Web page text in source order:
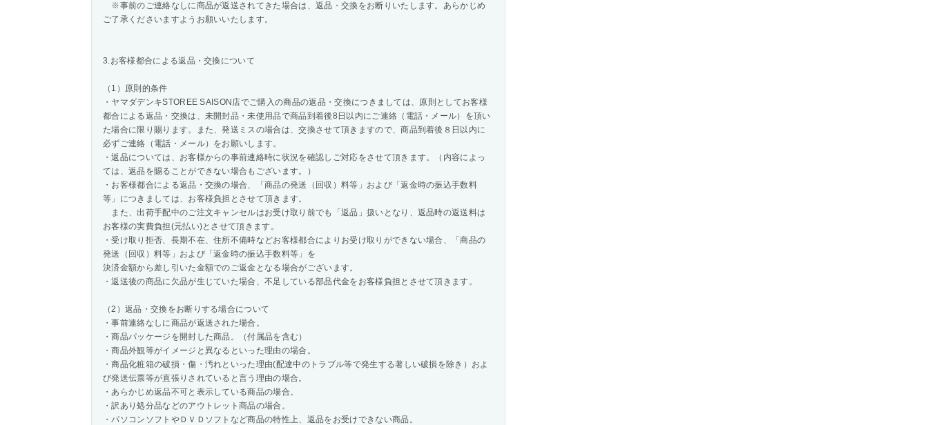
※事前のご連絡なしに商品が返送されてきた場合は、返品・交換をお断りいたします。あらかじめ
ご了承くださいますようお願いいたします。
3.お客様都合による返品・交換について
（1）原則的条件
・ヤマダデンキSTOREE SAISON店でご購入の商品の返品・交換につきましては、原則としてお客様
都合による返品・交換は、未開封品・未使用品で商品到着後8日以内にご連絡（電話・メール）を頂い
た場合に限り賜ります。また、発送ミスの場合は、交換させて頂きますので、商品到着後８日以内に
必ずご連絡（電話・メール）をお願いします。
・返品については、お客様からの事前連絡時に状況を確認しご対応をさせて頂きます。（内容によっ
ては、返品を賜ることができない場合もございます。）
・お客様都合による返品・交換の場合、「商品の発送（回収）料等」および「返金時の振込手数料
等」につきましては、お客様負担とさせて頂きます。
また、出荷手配中のご注文キャンセルはお受け取り前でも「返品」扱いとなり、返品時の返送料は
お客様の実費負担(元払い)とさせて頂きます。
・受け取り拒否、長期不在、住所不備時などお客様都合によりお受け取りができない場合、「商品の
発送（回収）料等」および「返金時の振込手数料等」を
決済金額から差し引いた金額でのご返金となる場合がございます。
・返送後の商品に欠品が生じていた場合、不足している部品代金をお客様負担とさせて頂きます。
（2）返品・交換をお断りする場合について
・事前連絡なしに商品が返送された場合。
・商品パッケージを開封した商品。（付属品を含む）
・商品外観等がイメージと異なるといった理由の場合。
・商品化粧箱の破損・傷・汚れといった理由(配達中のトラブル等で発生する著しい破損を除き）およ
び発送伝票等が直張りされていると言う理由の場合。
・あらかじめ返品不可と表示している商品の場合。
・訳あり処分品などのアウトレット商品の場合。
・パソコンソフトやＤＶＤソフトなど商品の特性上、返品をお受けできない商品。